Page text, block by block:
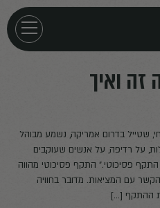
הבית
זה ואיך
שטייל בדרום אמריקה, נשמע מבוהל
על רדיפה, על אנשים שעוקבים
פסיכוטי." התקף פסיכוטי מהווה
עם המציאות. מדובר בחוויה
ההתקף […]